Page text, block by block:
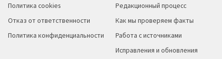
Политика cookies
Отказ от ответственности
Политика конфиденциальности
Редакционный процесс
Как мы проверяем факты
Работа с источниками
Исправления и обновления